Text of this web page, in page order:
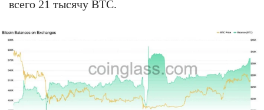
всего 21 тысячу BTC.